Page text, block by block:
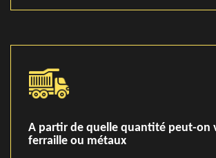
A partir de quelle quantité peut-on
ferraille ou métaux